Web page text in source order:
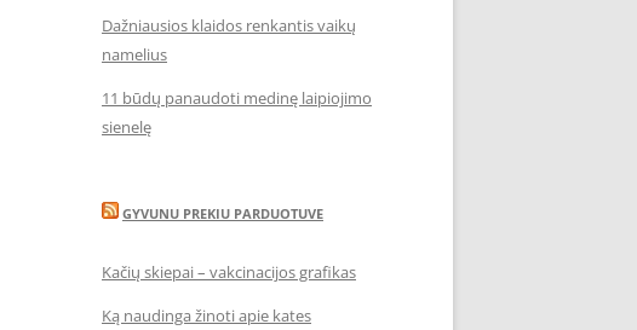
Dažniausios klaidos renkantis vaikų
namelius
11 būdų panaudoti medinę laipiojimo
sienelę
GYVUNU PREKIU PARDUOTUVE
Kačių skiepai – vakcinacijos grafikas
Ką naudinga žinoti apie kates